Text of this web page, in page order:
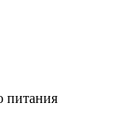
питания